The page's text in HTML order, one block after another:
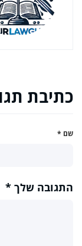
כתיבת
שם *
התגובה שלך *